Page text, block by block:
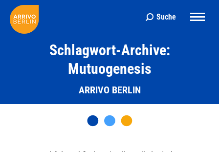
Search:
Suche
Schlagwort-Archive:
Mutuogenesis
ARRIVO BERLIN